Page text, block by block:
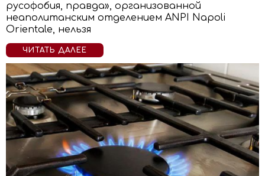
русофобия, правда», организованной
неаполитанским отделением ANPI Napoli
Orientale, нельзя
ЧИТАТЬ ДАЛЕЕ